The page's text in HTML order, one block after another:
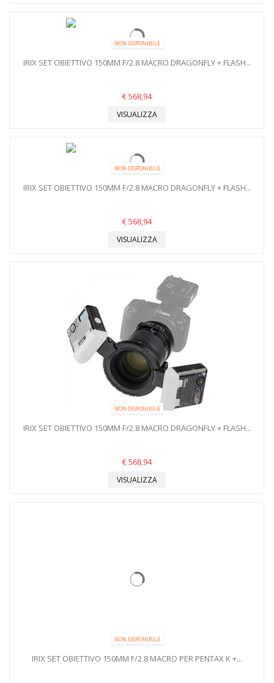
NON DISPONIBILE
IRIX SET OBIETTIVO 150MM F/2.8 MACRO DRAGONFLY + FLASH...
€ 568,94
VISUALIZZA
NON DISPONIBILE
IRIX SET OBIETTIVO 150MM F/2.8 MACRO DRAGONFLY + FLASH...
€ 568,94
VISUALIZZA
NON DISPONIBILE
IRIX SET OBIETTIVO 150MM F/2.8 MACRO DRAGONFLY + FLASH...
€ 568,94
VISUALIZZA
NON DISPONIBILE
IRIX SET OBIETTIVO 150MM F/2.8 MACRO PER PENTAX K +...